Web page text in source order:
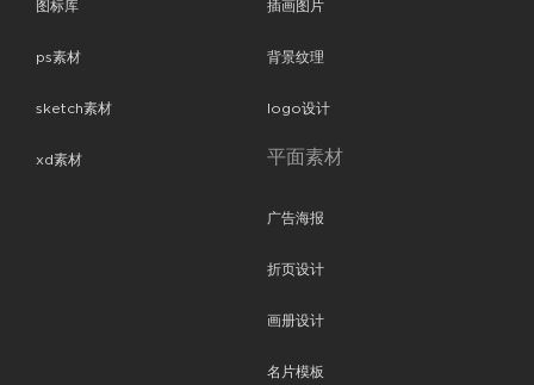
图标库
ps素材
sketch素材
xd素材
插画图片
背景纹理
logo设计
平面素材
广告海报
折页设计
画册设计
名片模板